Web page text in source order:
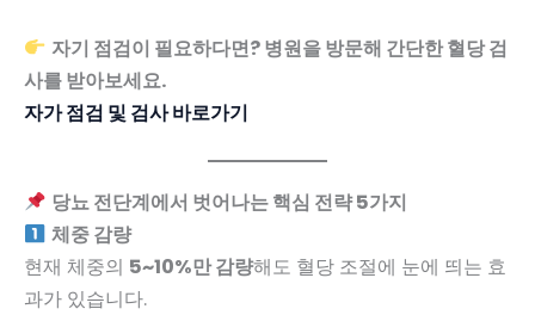
자기 점검이 필요하다면? 병원을 방문해 간단한 혈당 검
사를 받아보세요.
자가 점검 및 검사 바로가기
당뇨 전단계에서 벗어나는 핵심 전략 5가지
체중 감량
현재 체중의 5~10%만 감량해도 혈당 조절에 눈에 띄는 효
과가 있습니다.